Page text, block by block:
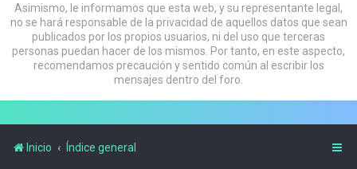
Asimismo, le informamos que esta web, y su representante legal,
no se hará responsable de la privacidad de aquellos datos que sean
publicados por los propios usuarios, ni del uso que terceras
personas puedan hacer de los mismos. Por tanto, en este aspecto,
recomendamos precaución y sentido común al escribir los
mensajes dentro del foro.
Inicio Índice general